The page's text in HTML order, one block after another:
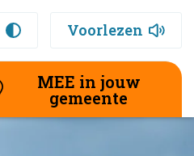
Voorlezen
MEE in jouw
gemeente